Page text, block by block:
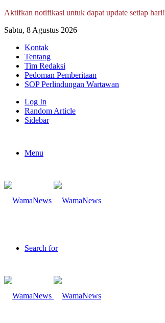
Aktifkan notifikasi untuk dapat update setiap hari!
Sabtu, 8 Agustus 2026
Kontak
Tentang
Tim Redaksi
Pedoman Pemberitaan
SOP Perlindungan Wartawan
Log In
Random Article
Sidebar
Menu
Search for